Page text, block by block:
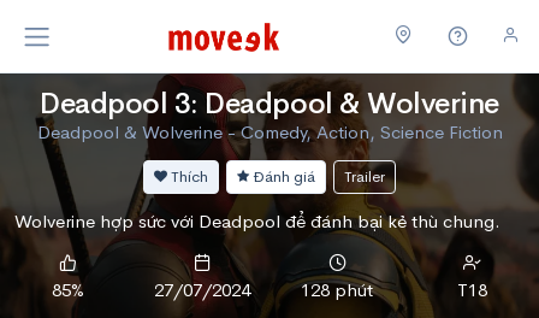
Deadpool 3: Deadpool & Wolverine
Deadpool & Wolverine - Comedy, Action, Science Fiction
Thích Đánh giá Trailer
Wolverine hợp sức với Deadpool để đánh bại kẻ thù chung.
85% 27/07/2024 128 phút T18